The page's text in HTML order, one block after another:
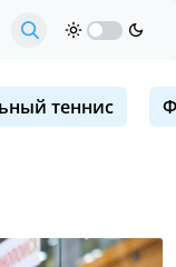
теннис